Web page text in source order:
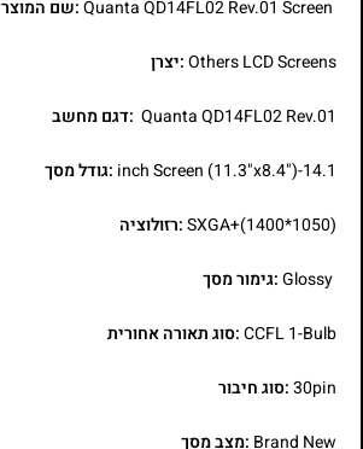
:שם המוצר
Others LCD Screens:יצרן
Quanta QD14FL02 Rev.01 :דגם מחשב
14.1-inch Screen (11.3"x8.4") :גודל מסך
SXGA+(1400*1050):רזולוציה
Glossy:גימור מסך
CCFL 1-Bulb:סוג תאורה אחורית
30pin:סוג חיבור
Brand New :מצב מסך